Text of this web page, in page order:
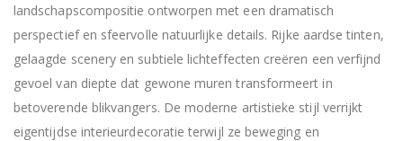
landschapscompositie ontworpen met een dramatisch
perspectief en sfeervolle natuurlijke details. Rijke aardse tinten,
gelaagde scenery en subtiele lichteffecten creëren een verfijnd
gevoel van diepte dat gewone muren transformeert in
betoverende blikvangers. De moderne artistieke stijl verrijkt
eigentijdse interieurdecoratie terwijl ze beweging en